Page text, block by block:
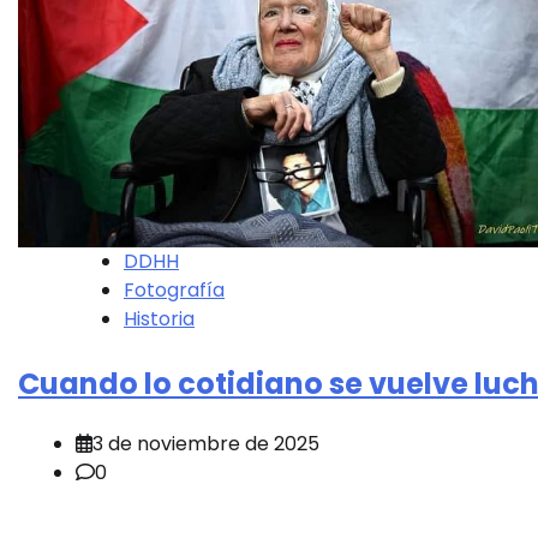
DDHH
Fotografía
Historia
Cuando lo cotidiano se vuelve
3 de noviembre de 2025
0